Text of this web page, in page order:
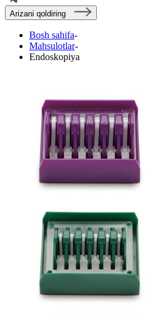
Arizani qoldiring
Bosh sahifa-
Mahsulotlar-
Endoskopiya